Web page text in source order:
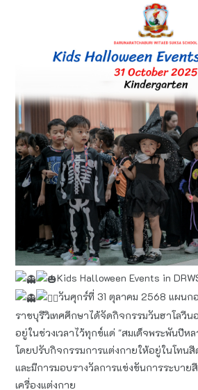
Kids Halloween​ Events in
วันศุก​ร์ที่ 31 ตุลาคม​ 2568​ แผนก
ราชบุรี​วิเทศ​ศึกษา​ได้​จัดกิจกรรม​วันฮาโลวีน
อยู่ในช่วงเวลาไว้ทุกข์แด่ "สมเด็จ​พระ​พันปี​หล
โดยปรับกิจกรรม​การแต่งกายให้อยู่ในโทนสี
และมีการมอบรางวัลการแข่งขัน​การระบาย
เครื่องแต่งกาย